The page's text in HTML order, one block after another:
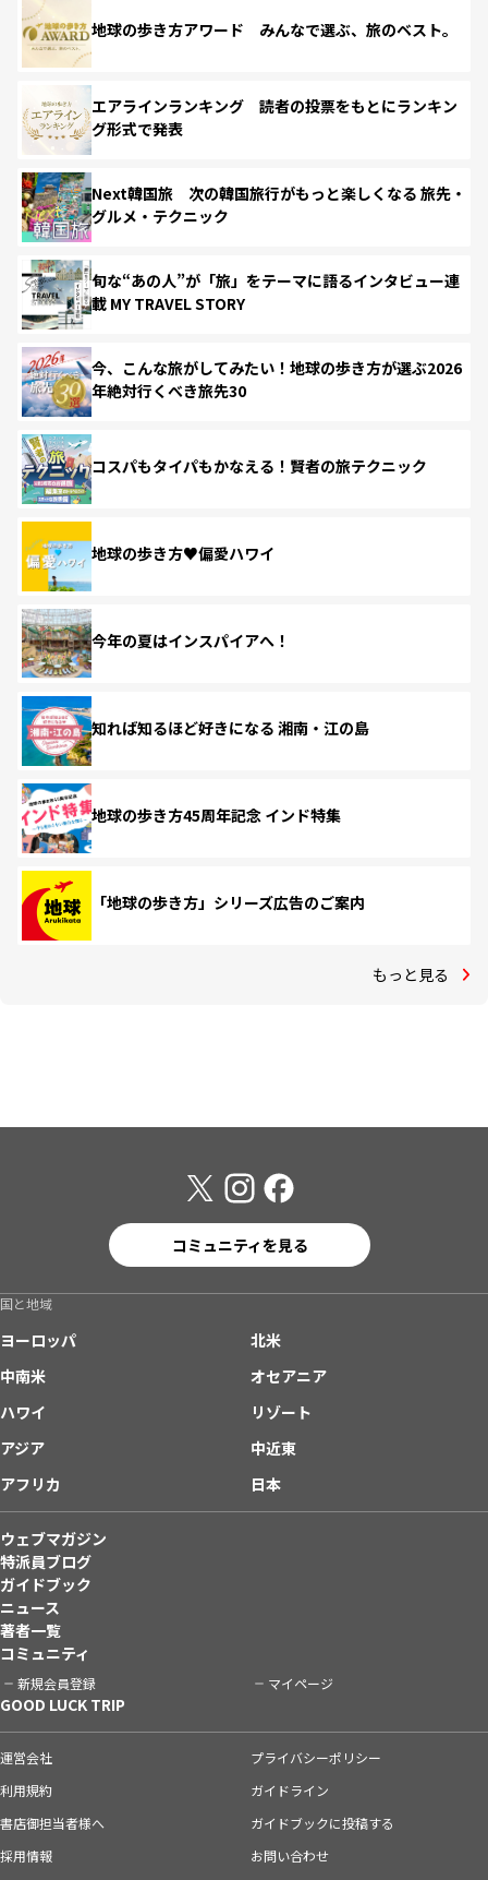
地球の歩き方アワード みんなで選ぶ、旅のベスト。
エアラインランキング 読者の投票をもとにランキン
グ形式で発表
Next韓国旅 次の韓国旅行がもっと楽しくなる 旅先・
グルメ・テクニック
旬な“あの人”が「旅」をテーマに語るインタビュー連
載 MY TRAVEL STORY
今、こんな旅がしてみたい！地球の歩き方が選ぶ2026
年絶対行くべき旅先30
コスパもタイパもかなえる！賢者の旅テクニック
地球の歩き方♥偏愛ハワイ
今年の夏はインスパイアへ！
知れば知るほど好きになる 湘南・江の島
地球の歩き方45周年記念 インド特集
「地球の歩き方」シリーズ広告のご案内
もっと見る
コミュニティを見る
国と地域
ヨーロッパ
北米
中南米
オセアニア
ハワイ
リゾート
アジア
中近東
アフリカ
日本
ウェブマガジン
特派員ブログ
ガイドブック
ニュース
著者一覧
コミュニティ
新規会員登録 マイページ
GOOD LUCK TRIP
運営会社
プライバシーポリシー
利用規約
ガイドライン
書店御担当者様へ
ガイドブックに投稿する
採用情報
お問い合わせ